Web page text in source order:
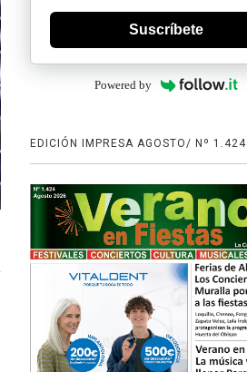
Suscríbete
Powered by
EDICIÓN IMPRESA AGOSTO/ Nº 1.424